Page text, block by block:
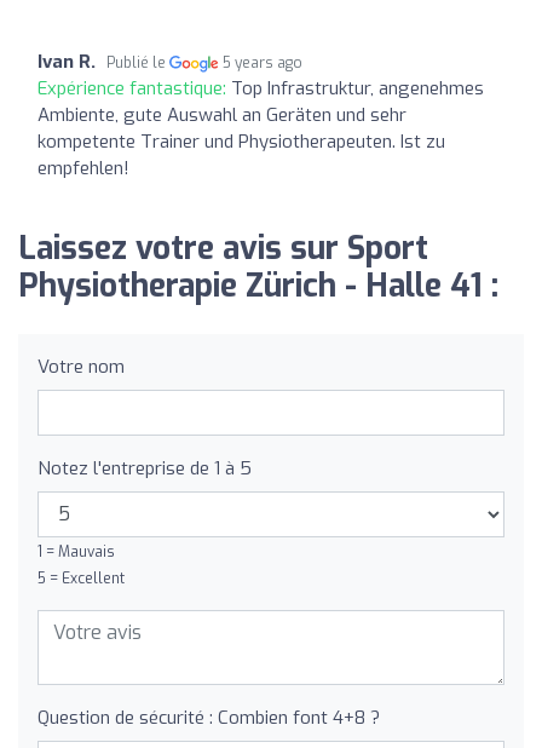
Ivan R. Publié le 5 years ago
Expérience fantastique: Top Infrastruktur, angenehmes
Ambiente, gute Auswahl an Geräten und sehr
kompetente Trainer und Physiotherapeuten. Ist zu
empfehlen!
Laissez votre avis sur Sport
Physiotherapie Zürich - Halle 41 :
Votre nom
Notez l'entreprise de 1 à 5
1 = Mauvais
5 = Excellent
Question de sécurité : Combien font 4+8 ?